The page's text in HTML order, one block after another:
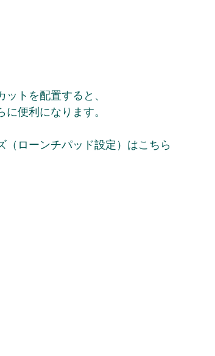
ットを配置すると、
に便利になります。
ローンチパッド設定）はこちら